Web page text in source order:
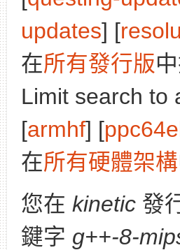
updates] [
在所有發行版
Limit search to
[armhf] [
在所有硬體架構
您在 kinetic 發
鍵字 g++-8-